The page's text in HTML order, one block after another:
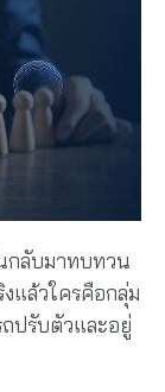
กลับมาทบทวน
แล้วใครคือกลุ่ม
ถปรับตัวและอยู่